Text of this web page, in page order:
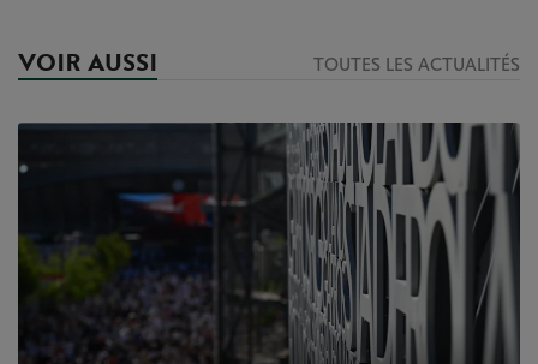
VOIR AUSSI TOUTES LES ACTUALITÉS